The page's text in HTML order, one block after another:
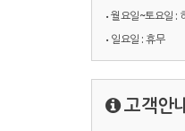
• 월요일~토요일 :
• 일요일 : 휴무
고객안